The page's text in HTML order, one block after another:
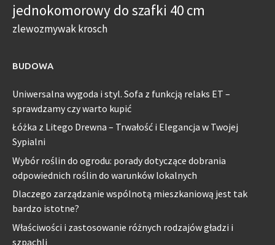
jednokomorowy do szafki 40 cm
zlewozmywak krosch
BUDOWA
Uniwersalna wygoda i styl. Sofa z funkcją relaks ET –
sprawdzamy czy warto kupić
Łóżka z Litego Drewna – Trwałość i Elegancja w Twojej
Sypialni
Wybór roślin do ogrodu: porady dotyczące dobrania
odpowiednich roślin do warunków lokalnych
Dlaczego zarządzanie wspólnotą mieszkaniową jest tak
bardzo istotne?
Właściwości i zastosowanie różnych rodzajów gładzi i
szpachli